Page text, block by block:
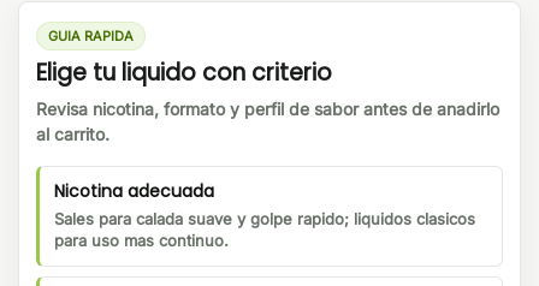
GUIA RAPIDA
Elige tu liquido con criterio
Revisa nicotina, formato y perfil de sabor antes de anadirlo
al carrito.
Nicotina adecuada
Sales para calada suave y golpe rapido; liquidos clasicos
para uso mas continuo.